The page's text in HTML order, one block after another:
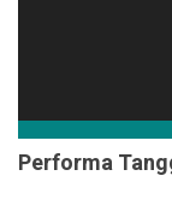
Performa